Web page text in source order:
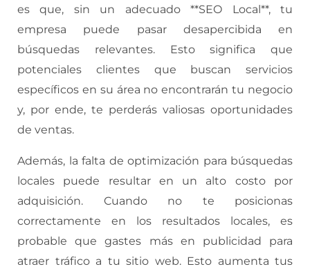
es que, sin un adecuado **SEO Local**, tu
empresa puede pasar desapercibida en
búsquedas relevantes. Esto significa que
potenciales clientes que buscan servicios
específicos en su área no encontrarán tu negocio
y, por ende, te perderás valiosas oportunidades
de ventas.
Además, la falta de optimización para búsquedas
locales puede resultar en un alto costo por
adquisición. Cuando no te posicionas
correctamente en los resultados locales, es
probable que gastes más en publicidad para
atraer tráfico a tu sitio web. Esto aumenta tus